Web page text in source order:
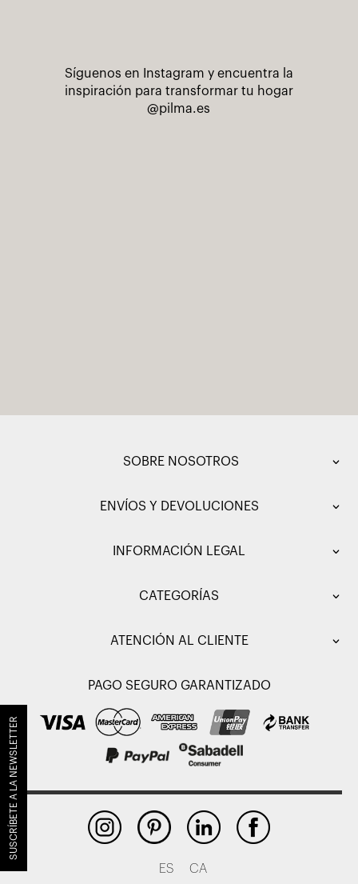
Síguenos en Instagram y encuentra la
inspiración para transformar tu hogar
@pilma.es
SOBRE NOSOTROS
ENVÍOS Y DEVOLUCIONES
INFORMACIÓN LEGAL
CATEGORÍAS
ATENCIÓN AL CLIENTE
PAGO SEGURO GARANTIZADO
SUSCRÍBETE A LA NEWSLETTER
ES CA